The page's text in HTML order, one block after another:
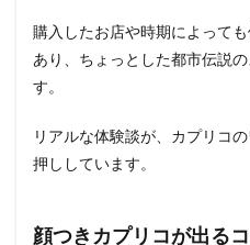
購入したお店や時期によって
あり、ちょっとした都市伝説
す。
リアルな体験談が、カプリコ
押ししています。
顔つきカプリコが出る